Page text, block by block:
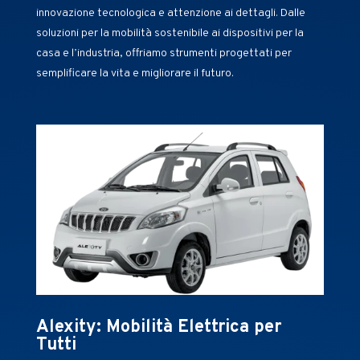
innovazione tecnologica e attenzione ai dettagli. Dalle
soluzioni per la mobilità sostenibile ai dispositivi per la
casa e l’industria, offriamo strumenti progettati per
semplificare la vita e migliorare il futuro.
Alexity: Mobilità Elettrica per
Tutti